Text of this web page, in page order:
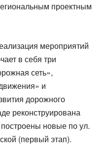
проектным
мероприятий
в себя три
сеть»,
и
дорожного
реконструирована
новые по ул.
(первый этап).